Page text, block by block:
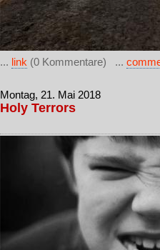
... link (0 Kommentare) ...
Montag, 21. Mai 2018
Holy Terrors